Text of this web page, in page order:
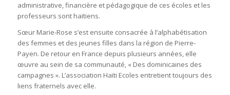
administrative, financière et pédagogique de ces écoles et les
professeurs sont haïtiens.
Sœur Marie-Rose s’est ensuite consacrée à l’alphabétisation
des femmes et des jeunes filles dans la région de Pierre-
Payen. De retour en France depuis plusieurs années, elle
œuvre au sein de sa communauté, « Des dominicaines des
campagnes ». L’association Haïti Ecoles entretient toujours des
liens fraternels avec elle.